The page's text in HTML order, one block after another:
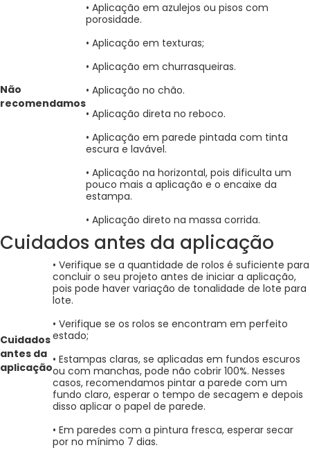
Não
recomendamos
• Aplicação em azulejos ou pisos com
porosidade.
• Aplicação em texturas;
• Aplicação em churrasqueiras.
• Aplicação no chão.
• Aplicação direta no reboco.
• Aplicação em parede pintada com tinta
escura e lavável.
• Aplicação na horizontal, pois dificulta um
pouco mais a aplicação e o encaixe da
estampa.
• Aplicação direto na massa corrida.
Cuidados antes da aplicação
Cuidados
antes da
aplicação
• Verifique se a quantidade de rolos é suficiente para
concluir o seu projeto antes de iniciar a aplicação,
pois pode haver variação de tonalidade de lote para
lote.
• Verifique se os rolos se encontram em perfeito
estado;
• Estampas claras, se aplicadas em fundos escuros
ou com manchas, pode não cobrir 100%. Nesses
casos, recomendamos pintar a parede com um
fundo claro, esperar o tempo de secagem e depois
disso aplicar o papel de parede.
• Em paredes com a pintura fresca, esperar secar
por no mínimo 7 dias.